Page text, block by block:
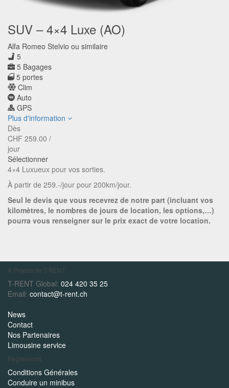
SUV – 4×4 Luxe (AO)
Alfa Romeo Stelvio ou similaire
5
5 Bagages
5 portes
Clim
Auto
GPS
Plus d'information
Dès
CHF 259.00 /
jour
Sélectionner
4×4 Luxueux pour vos sorties.
À partir de 259.-/jour pour 200km/jour.
Seul le devis que vous recevrez de notre part (incluant vos
kilomètres, le nombres de jours de location, les options,…)
pourra vous renseigner sur le prix exact de votre location.
À Propos de T-RENT
T-RENT Global: 024 420 35 25
Email: contact@t-rent.ch
News
Contact
Nos Partenaires
Limousine service
Règlements
Conditions Générales
Conduire un minibus